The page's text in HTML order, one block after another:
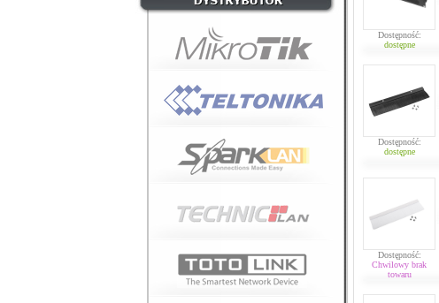
Dostępność:
dostępne
Dostępność:
dostępne
Dostępność:
Chwilowy brak
towaru